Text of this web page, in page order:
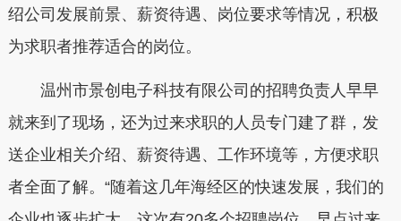
绍公司发展前景、薪资待遇、岗位要求等情况，积极
为求职者推荐适合的岗位。
温州市景创电子科技有限公司的招聘负责人早早
就来到了现场，还为过来求职的人员专门建了群，发
送企业相关介绍、薪资待遇、工作环境等，方便求职
者全面了解。“随着这几年海经区的快速发展，我们的